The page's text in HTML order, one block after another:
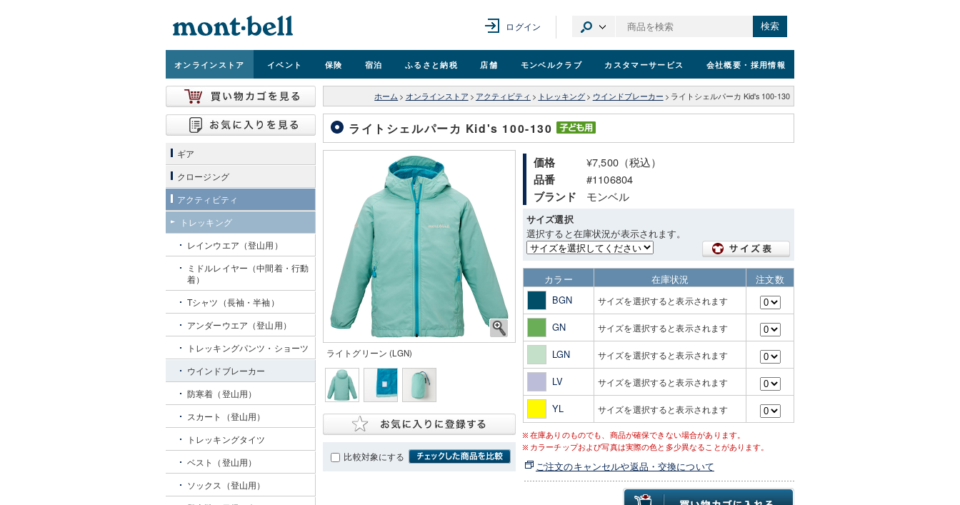
ログイン 検索
オンラインストア イベント 保険 宿泊 ふるさと納税 店舗 モンベルクラブ カスタマーサービス 会社概要 ・採用情報
ホーム > オンラインストア > アクティビティ > トレッキング > ウインドブレーカー > ライトシェルパーカ Kid's 100-130
ライトシェルパーカ Kid's 100-130
ライトグリーン (LGN)
比較対象にする
価格 ¥7,500（税込）
品番 #1106804
ブランド モンベル
サイズ選択
選択すると在庫状況が表示されます。
カラー 在庫状況
注文数
BGN
サイズを選択すると表示されます
GN サイズを選択すると表示されます
LGN サイズを選択すると表示されます
LV サイズを選択すると表示されます
YL サイズを選択すると表示されます
在庫ありのものでも、商品が確保できない場合があります。
カラーチップおよび写真は実際の色と多少異なることがあります。
ご注文のキャンセルや返品・交換について
ギア
クロージング
アクティビティ
トレッキング
レインウエア（登山用）
ミドルレイヤー（中間着・行動
着）
Tシャツ（長袖・半袖）
アンダーウエア（登山用）
トレッキングパンツ・ショーツ
ウインドブレーカー
防寒着（登山用）
スカート（登山用）
トレッキングタイツ
ベスト（登山用）
ソックス（登山用）